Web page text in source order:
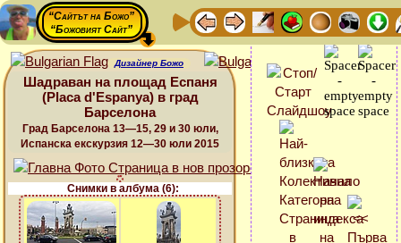
“Сайтът на Божо”
“Божовият Сайт”
Дизайнер Божо
Шадраван на площад Еспаня
(Placa d'Espanya) в град
Барселона
Град Барселона 13—15, 29 и 30 юли,
Испанска екскурзия 12—30 юли 2015
Снимки в албума (6):